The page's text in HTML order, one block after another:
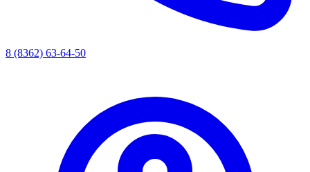
8 (8362) 63-64-50